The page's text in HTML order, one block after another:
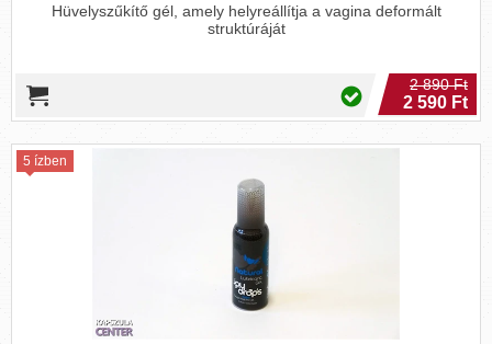
Hüvelyszűkítő gél, amely helyreállítja a vagina deformált
struktúráját
2 890 Ft
2 590 Ft
5 ízben